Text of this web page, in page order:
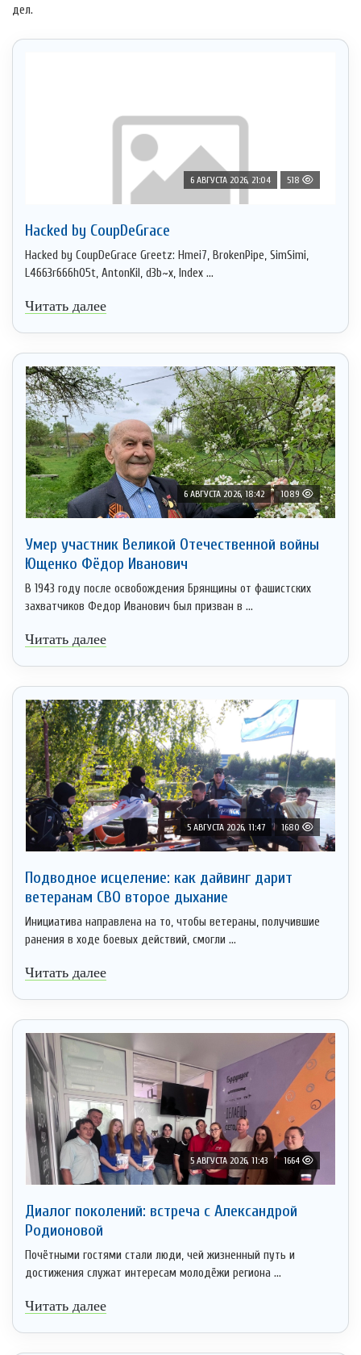
дел.
6 АВГУСТА 2026, 21:04 518
Hacked by CoupDeGrace
Hacked by CoupDeGrace Greetz: Hmei7, BrokenPipe, SimSimi,
L4663r666h05t, AntonKil, d3b~x, Index ...
Читать далее
6 АВГУСТА 2026, 18:42 1089
Умер участник Великой Отечественной войны
Ющенко Фёдор Иванович
В 1943 году после освобождения Брянщины от фашистских
захватчиков Федор Иванович был призван в ...
Читать далее
5 АВГУСТА 2026, 11:47 1680
Подводное исцеление: как дайвинг дарит
ветеранам СВО второе дыхание
Инициатива направлена на то, чтобы ветераны, получившие
ранения в ходе боевых действий, смогли ...
Читать далее
5 АВГУСТА 2026, 11:43 1664
Диалог поколений: встреча с Александрой
Родионовой
Почётными гостями стали люди, чей жизненный путь и
достижения служат интересам молодёжи региона ...
Читать далее